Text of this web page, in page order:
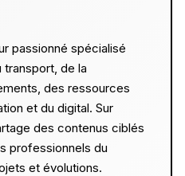
passionné spécialisé
transport, de la
des ressources
et du digital. Sur
des contenus ciblés
professionnels du
et évolutions.